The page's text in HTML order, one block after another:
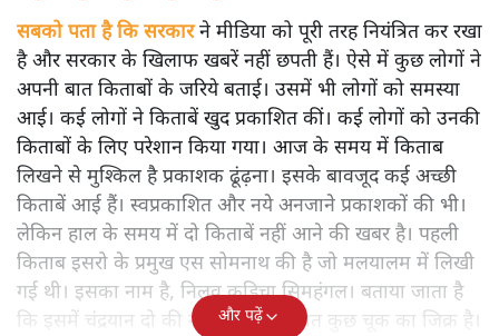
सबको पता है कि सरकारने मीडिया को पूरी तरह नियंत्रित कर रखा
है और सरकार के खिलाफ खबरें नहीं छपती हैं। ऐसे में कुछ लोगों ने
अपनी बात किताबों के जरिये बताई। उसमें भी लोगों को समस्या
आई। कई लोगों ने किताबें खुद प्रकाशित कीं। कई लोगों को उनकी
किताबों के लिए परेशान किया गया। आज के समय में किताब
लिखने से मुश्किल है प्रकाशक ढूंढ़ना। इसके बावजूद कई अच्छी
किताबें आई हैं। स्वप्रकाशित और नये अनजाने प्रकाशकों की भी।
लेकिन हाल के समय में दो किताबें नहीं आने की खबर है। पहली
किताब इसरो के प्रमुख एस सोमनाथ की है जो मलयालम में लिखी
गई थी। इसका नाम है, निलवु कुडिचा सिमहंगल। बताया जाता है
कि इसमें चंद्रयान दो की नाकामी से संबंधित कुछ चूक का जिक्र है।
और पढ़ें